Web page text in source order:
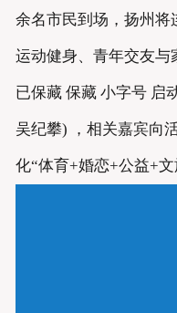
余名市民到场，扬州将
运动健身、青年交友与
已保藏 保藏 小字号 启
吴纪攀) ，相关嘉宾向
化“体育+婚恋+公益+文